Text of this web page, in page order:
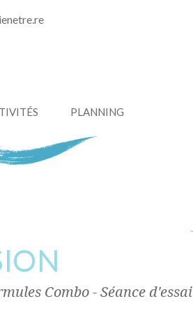
PLANNING
Combo - Séance d'essai